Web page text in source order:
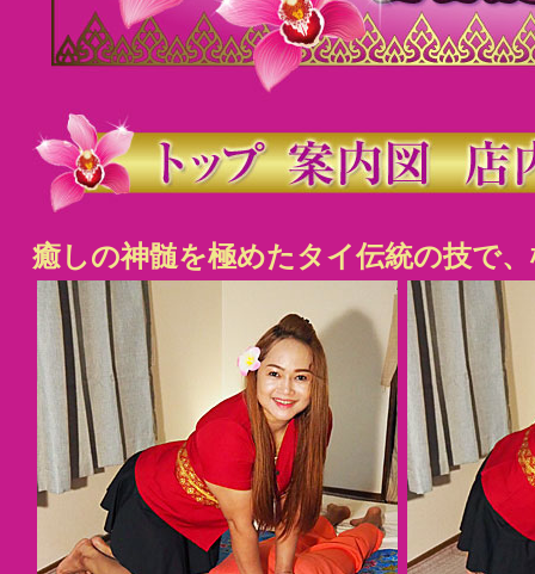
癒しの神髄を極めたタイ伝統の技で